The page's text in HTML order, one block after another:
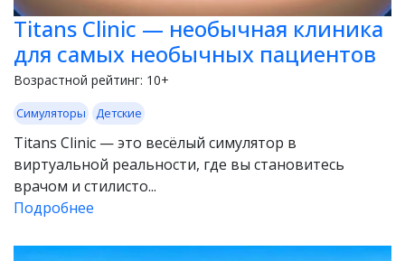
Titans Clinic — необычная клиника
для самых необычных пациентов
Возрастной рейтинг: 10+
Симуляторы Детские
Titans Clinic — это весёлый симулятор в
виртуальной реальности, где вы становитесь
врачом и стилисто...
Подробнее